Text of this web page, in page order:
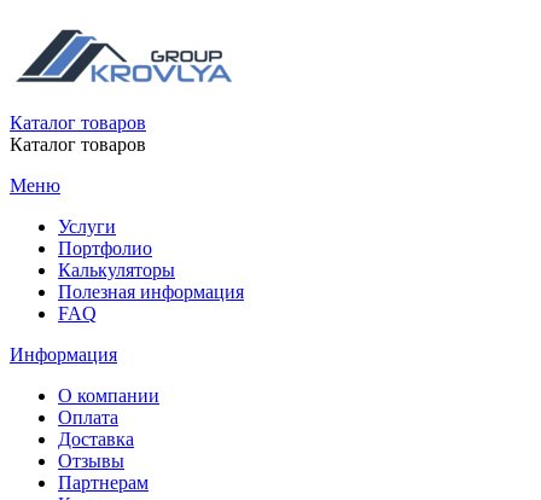
Каталог товаров
Каталог товаров
Меню
Услуги
Портфолио
Калькуляторы
Полезная информация
FAQ
Информация
О компании
Оплата
Доставка
Отзывы
Партнерам